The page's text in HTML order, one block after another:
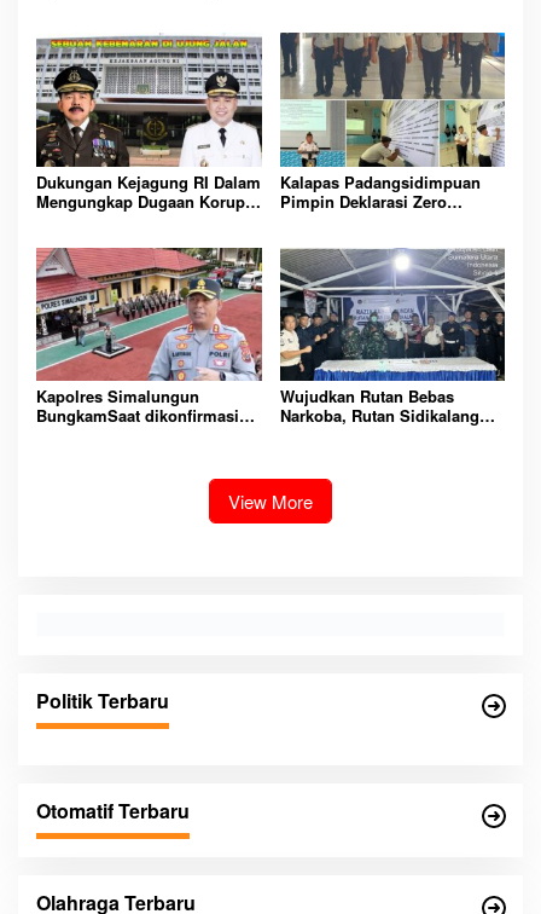
LINGKUNGAN
PEMASYARAKATAN YANG
AMAN
Dukungan Kejagung RI Dalam
Mengungkap Dugaan Korupsi
Dan Tangkap!
Kalapas Padangsidimpuan
Pimpin Deklarasi Zero
Padangsidimpuan
Kapolres Simalungun
BungkamSaat dikonfirmasi
Dikecamatan gunung malela
Wujudkan Rutan Bebas
Narkoba, Rutan Sidikalang
View More
Politik Terbaru
Otomatif Terbaru
Olahraga Terbaru